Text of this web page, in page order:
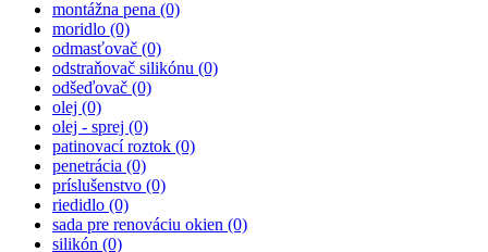
montážna pena (0)
moridlo (0)
odmasťovač (0)
odstraňovač silikónu (0)
odšeďovač (0)
olej (0)
olej - sprej (0)
patinovací roztok (0)
penetrácia (0)
príslušenstvo (0)
riedidlo (0)
sada pre renováciu okien (0)
silikón (0)